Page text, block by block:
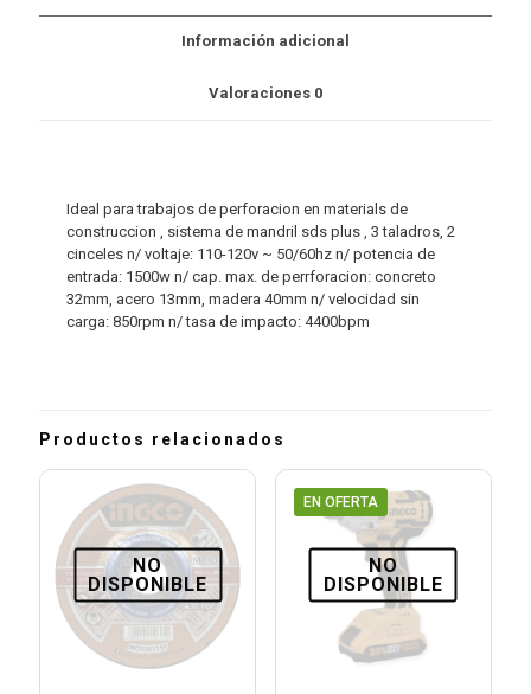
Información adicional
Valoraciones 0
Ideal para trabajos de perforacion en materials de
construccion , sistema de mandril sds plus , 3 taladros, 2
cinceles n/ voltaje: 110-120v ~ 50/60hz n/ potencia de
entrada: 1500w n/ cap. max. de perrforacion: concreto
32mm, acero 13mm, madera 40mm n/ velocidad sin
carga: 850rpm n/ tasa de impacto: 4400bpm
Productos relacionados
NO
DISPONIBLE
EN OFERTA
NO
DISPONIBLE